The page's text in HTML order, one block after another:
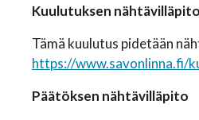
Kuulutuksen nähtävilläpito
Tämä kuulutus pidetään
https://www.savonlinna.fi/
Päätöksen nähtävilläpito